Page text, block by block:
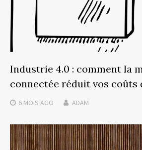
Industrie 4.0 : comment la
connectée réduit vos coûts
6 MOIS AGO ADAM